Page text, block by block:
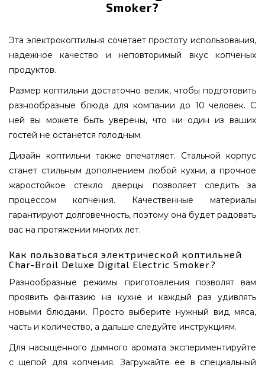
Smoker?
Эта электрокоптильня сочетает простоту использования,
надежное качество и неповторимый вкус копченых
продуктов.
Размер коптильни достаточно велик, чтобы подготовить
разнообразные блюда для компании до 10 человек. С
ней вы можете быть уверены, что ни один из ваших
гостей не останется голодным.
Дизайн коптильни также впечатляет. Стальной корпус
станет стильным дополнением любой кухни, а прочное
жаростойкое стекло дверцы позволяет следить за
процессом копчения. Качественные материалы
гарантируют долговечность, поэтому она будет радовать
вас на протяжении многих лет.
Как пользоваться электрической коптильней
Char-Broil Deluxe Digital Electric Smoker?
Разнообразные режимы приготовления позволят вам
проявить фантазию на кухне и каждый раз удивлять
новыми блюдами. Просто выберите нужный вид мяса,
часть и количество, а дальше следуйте инструкциям.
Для насыщенного дымного аромата экспериментируйте
с щепой для копчения. Загружайте ее в специальный